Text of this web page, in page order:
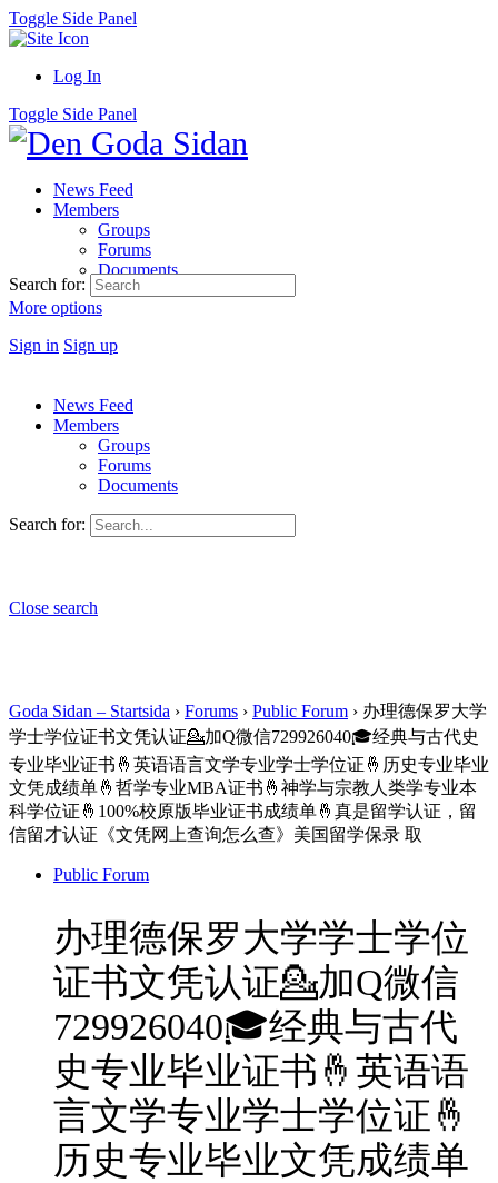
Toggle Side Panel
Log In
Toggle Side Panel
News Feed
Members
Groups
Forums
Documents
More options
Sign in Sign up
Search for:
News Feed
Members
Groups
Forums
Documents
Search for:
Close search
Goda Sidan – Startsida › Forums › Public Forum › 办理德保罗大学
学士学位证书文凭认证💁加Q微信729926040🎓经典与古代史
专业毕业证书🤞英语语言文学专业学士学位证🤞历史专业毕业
文凭成绩单🤞哲学专业MBA证书🤞神学与宗教人类学专业本
科学位证🤞100%校原版毕业证书成绩单🤞真是留学认证，留
信留才认证《文凭网上查询怎么查》美国留学保录 取
Public Forum
办理德保罗大学学士学位
证书文凭认证💁加Q微信
729926040🎓经典与古代
史专业毕业证书🤞英语语
言文学专业学士学位证🤞
历史专业毕业文凭成绩单